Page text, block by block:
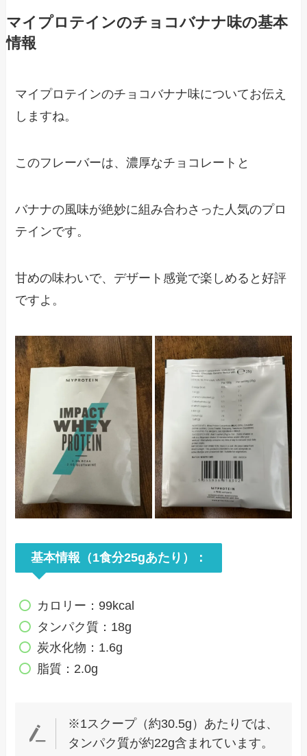
マイプロテインのチョコバナナ味の基本
情報
マイプロテインのチョコバナナ味についてお伝え
しますね。
このフレーバーは、濃厚なチョコレートと
バナナの風味が絶妙に組み合わさった人気のプロ
テインです。
甘めの味わいで、デザート感覚で楽しめると好評
ですよ。
基本情報（1食分25gあたり）：
カロリー：99kcal
タンパク質：18g
炭水化物：1.6g
脂質：2.0g
※1スクープ（約30.5g）あたりでは、
タンパク質が約22g含まれています。